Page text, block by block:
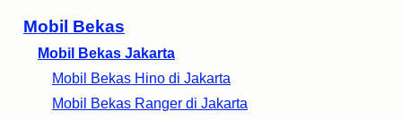
Mobil Bekas
Mobil Bekas Jakarta
Mobil Bekas Hino di Jakarta
Mobil Bekas Ranger di Jakarta